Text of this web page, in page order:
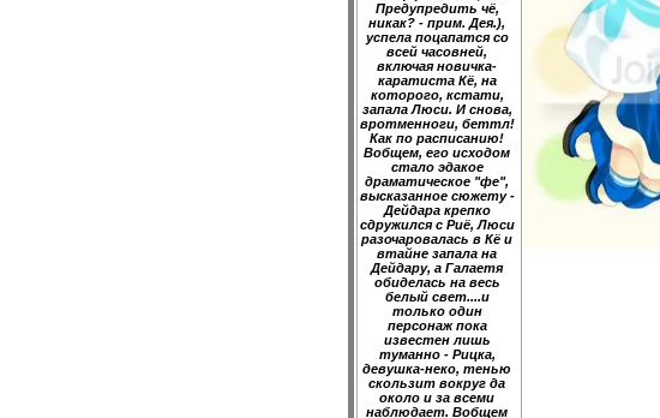
Предупредить чё,
никак? - прим. Дея.),
успела поцапатся со
всей часовней,
включая новичка-
каратиста Кё, на
которого, кстати,
запала Люси. И снова,
вротменноги, беттл!
Как по расписанию!
Вобщем, его исходом
стало эдакое
драматическое "фе",
высказанное сюжету -
Дейдара крепко
сдружился с Риё, Люси
разочаровалась в Кё и
втайне запала на
Дейдару, а Галаетя
обиделась на весь
белый свет....и
только один
персонаж пока
известен лишь
туманно - Рицка,
девушка-неко, тенью
скользит вокруг да
около и за всеми
наблюдает. Вобщем